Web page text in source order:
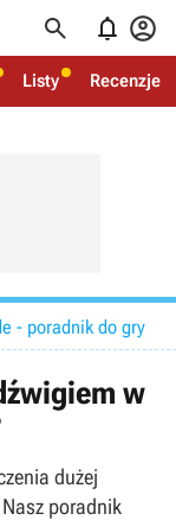
  
Listy Recenzje
- poradnik do gry
w
dużej
poradnik